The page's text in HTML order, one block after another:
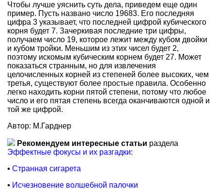
Чтобы лучше уяснить суть дела, приведем еще один
пример. Пусть названо число 19683. Его последняя
цифра 3 указывает, что последней цифрой кубического
корня будет 7. Зачеркивая последние три цифры,
получаем число 19, которое лежит между кубом двойки
и кубом тройки. Меньшим из этих чисел будет 2,
поэтому искомым кубическим корнем будет 27. Может
показаться странным, но для извлечения
целочисленных корней из степеней более высоких, чем
третья, существуют более простые правила. Особенно
легко находить корни пятой степени, потому что любое
число и его пятая степень всегда оканчиваются одной и
той же цифрой.
Автор: М.Гарднер
Рекомендуем интересные статьи раздела
Эффектные фокусы и их разгадки:
▪ Странная сигарета
▪ Исчезновение волшебной палочки